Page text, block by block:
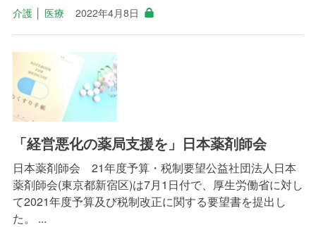
介護│ 医療 2022年4月8日
「経営悪化の薬局支援を」日本薬剤師会
日本薬剤師会 21年度予算・税制要望公益社団法人日本
薬剤師会(東京都新宿区)は7月1日付で、厚生労働省に対し
て2021年度予算及び税制改正に関する要望書を提出し
た。 ...